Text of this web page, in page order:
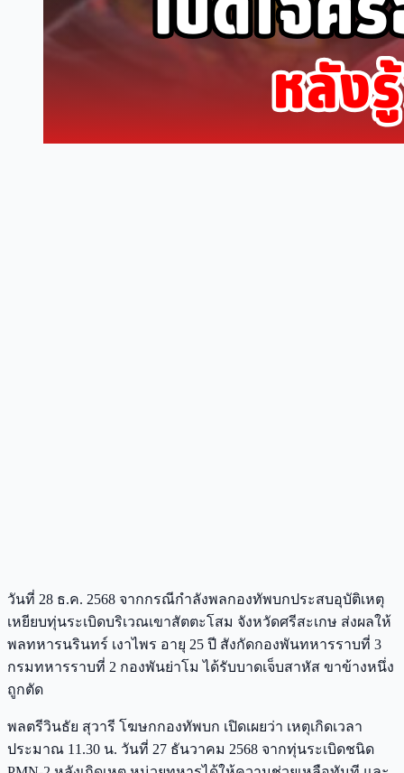
วันที่ 28 ธ.ค. 2568 จากกรณีกำลังพลกองทัพบกประสบอุบัติเหตุ
เหยียบทุ่นระเบิดบริเวณเขาสัตตะโสม จังหวัดศรีสะเกษ ส่งผลให้
พลทหารนรินทร์ เงาไพร อายุ 25 ปี สังกัดกองพันทหารราบที่ 3
กรมทหารราบที่ 2 กองพันย่าโม ได้รับบาดเจ็บสาหัส ขาข้างหนึ่ง
ถูกตัด
พลตรีวินธัย สุวารี โฆษกกองทัพบก เปิดเผยว่า เหตุเกิดเวลา
ประมาณ 11.30 น. วันที่ 27 ธันวาคม 2568 จากทุ่นระเบิดชนิด